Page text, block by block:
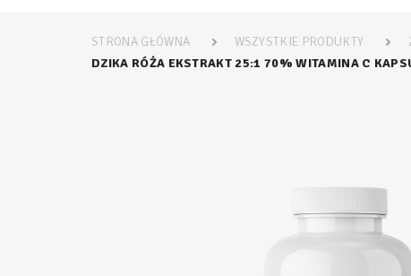
STRONA GŁÓWNA WSZYSTKIE PRODUKTY
DZIKA RÓŻA EKSTRAKT 25:1 70% WITAMINA C